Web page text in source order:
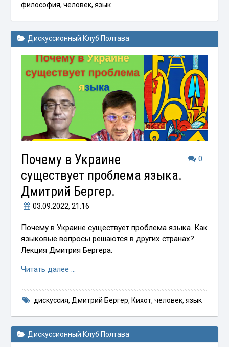
философия,человек,язык
Дискуссионный Клуб Полтава
0
Почему в Украине
существует проблема языка.
Дмитрий Бергер.
03.09.2022, 21:16
Почему в Украине существует проблема языка. Как
языковые вопросы решаются в других странах?
Лекция Дмитрия Бергера.
Читать далее …
дискуссия, Дмитрий Бергер, Кихот, человек, язык
Дискуссионный Клуб Полтава